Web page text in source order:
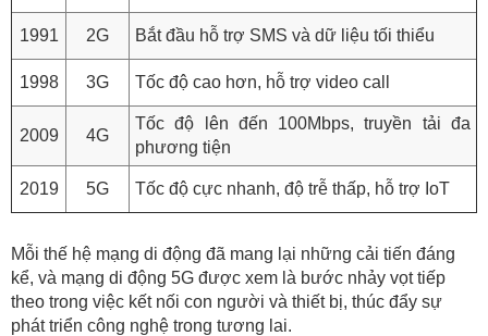
1991 2G Bắt đầu hỗ trợ SMS và dữ liệu tối thiểu
1998 3G Tốc độ cao hơn, hỗ trợ video call
2009 4G
Tốc độ lên đến 100Mbps, truyền tải đa
phương tiện
2019 5G Tốc độ cực nhanh, độ trễ thấp, hỗ trợ IoT
Mỗi thế hệ mạng di động đã mang lại những cải tiến đáng
kể, và mạng di động 5G được xem là bước nhảy vọt tiếp
theo trong việc kết nối con người và thiết bị, thúc đẩy sự
phát triển công nghệ trong tương lai.